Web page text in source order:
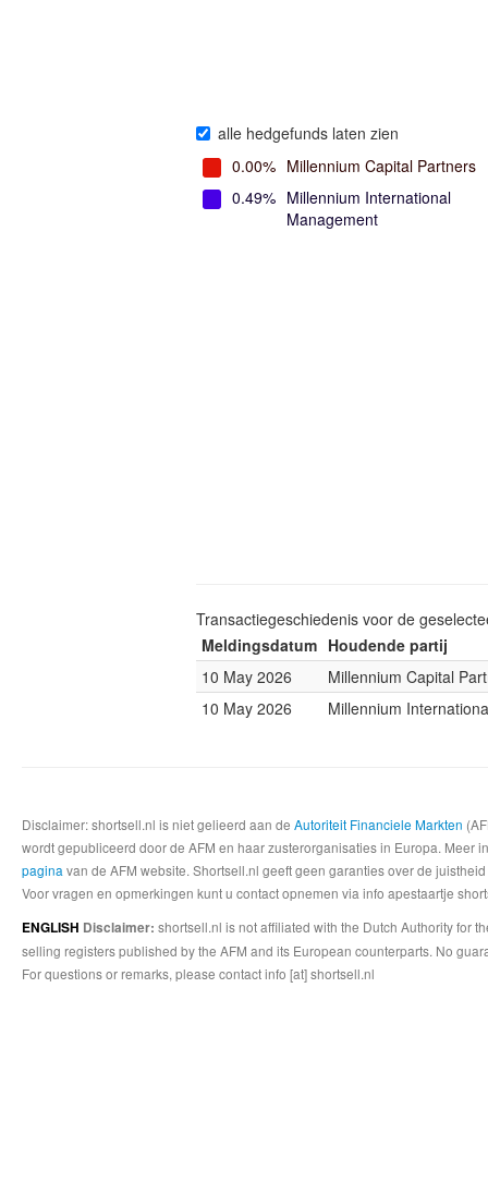
alle hedgefunds laten zien
0.00% Millennium Capital Partners
0.49% Millennium International
Management
Transactiegeschiedenis voor de
Meldingsdatum Houdende partij
10 May 2026
Millennium Capital
10 May 2026
Millennium
Disclaimer: shortsell.nl is niet gelieerd aan de Autoriteit Financiele Markten
wordt gepubliceerd door de AFM en haar zusterorganisaties in Europa.
pagina van de AFM website. Shortsell.nl geeft geen garanties over de
Voor vragen en opmerkingen kunt u contact opnemen via info apestaartje
ENGLISH Disclaimer: shortsell.nl is not affiliated with the Dutch Authority for
selling registers published by the AFM and its European counterparts. No
For questions or remarks, please contact info [at] shortsell.nl